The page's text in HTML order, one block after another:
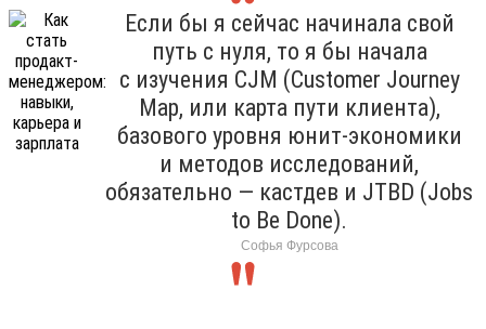
Если бы я сейчас начинала свой
путь с нуля, то я бы начала
с изучения CJM (Customer Journey
Map, или карта пути клиента),
базового уровня юнит-экономики
и методов исследований,
обязательно — кастдев и JTBD (Jobs
to Be Done).
Софья Фурсова